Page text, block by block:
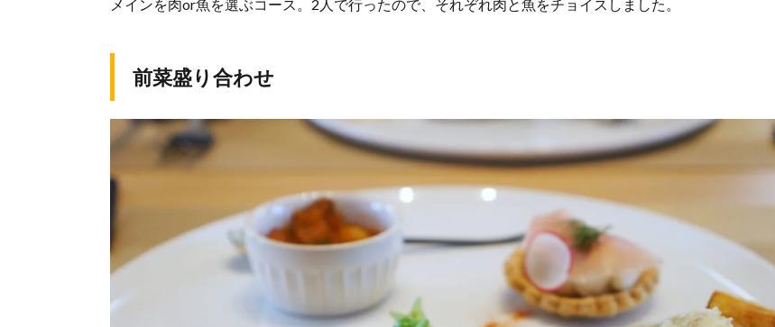
メインを肉or魚を選ぶコース。2人で行ったので、それぞれ肉と魚をチョイスしました。
前菜盛り合わせ